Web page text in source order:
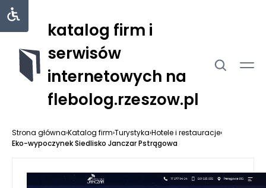
katalog firm i
serwisów
internetowych na
flebolog.rzeszow.pl
Strona główna›Katalog firm›Turystyka›Hotele i restauracje›
Eko-wypoczynek Siedlisko Janczar Pstrągowa